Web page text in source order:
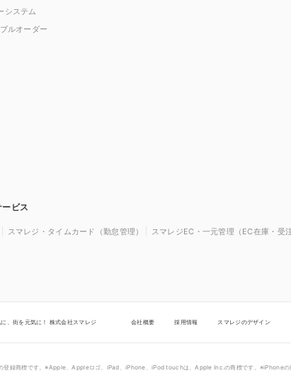
システム
ルオーダー
ビス
スマレジ・タイムカード（勤怠管理） スマレジEC・一元管理（EC在庫・受
、街を元気に！ 株式会社スマレジ 会社概要 採用情報 スマレジのデザイン
登録商標です。※Apple、Appleロゴ、iPad、iPhone、iPod touchは、Apple Inc.の商標です。※iPhoneの